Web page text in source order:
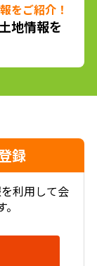
をご紹介！
地情報を
録
利用して会